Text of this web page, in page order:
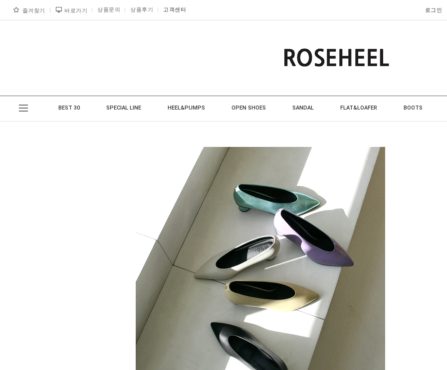
즐겨찾기 바로가기 상품문의 상품후기 고객센터 로그인
BEST 30 SPECIAL LINE HEEL&PUMPS OPEN SHOES SANDAL FLAT&LOAFER BOOTS